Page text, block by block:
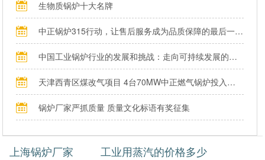
生物质锅炉十大名牌
中正锅炉315行动，让售后服务成为品质保障的最后一公里
中国工业锅炉行业的发展和挑战：走向可持续发展的新阶段
天津西青区煤改气项目 4台70MW中正燃气锅炉投入运行
锅炉厂家严抓质量 质量文化标语有奖征集
上海锅炉厂家 工业用蒸汽的价格多少